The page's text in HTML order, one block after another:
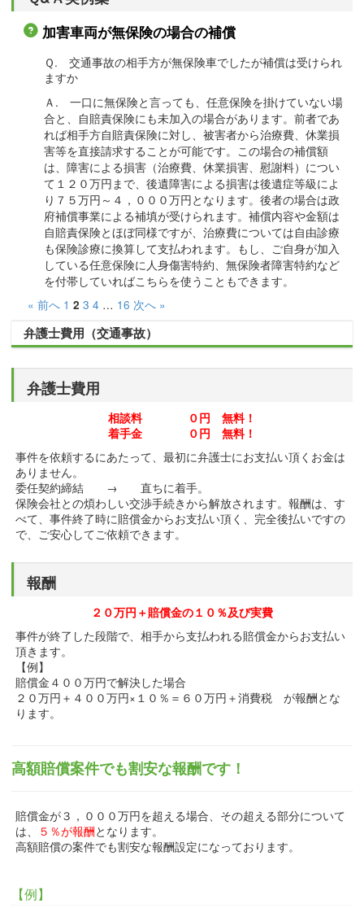
加害車両が無保険の場合の補償
Ｑ. 交通事故の相手方が無保険車でしたが補償は受けられ
ますか
Ａ. 一口に無保険と言っても、任意保険を掛けていない場
合と、自賠責保険にも未加入の場合があります。前者であ
れば相手方自賠責保険に対し、被害者から治療費、休業損
害等を直接請求することが可能です。この場合の補償額
は、障害による損害（治療費、休業損害、慰謝料）につい
て１２０万円まで、後遺障害による損害は後遺症等級によ
り７５万円～４，０００万円となります。後者の場合は政
府補償事業による補填が受けられます。補償内容や金額は
自賠責保険とほぼ同様ですが、治療費については自由診療
も保険診療に換算して支払われます。もし、ご自身が加入
している任意保険に人身傷害特約、無保険者障害特約など
を付帯していればこちらを使うこともできます。
« 前へ 1 2 3 4 … 16 次へ »
弁護士費用（交通事故）
弁護士費用
相談料 ０円 無料！
着手金 ０円 無料！
事件を依頼するにあたって、最初に弁護士にお支払い頂くお金は
ありません。
委任契約締結 → 直ちに着手。
保険会社との煩わしい交渉手続きから解放されます。報酬は、す
べて、事件終了時に賠償金からお支払い頂く、完全後払いですの
で、ご安心してご依頼できます。
報酬
２０万円＋賠償金の１０％及び実費
事件が終了した段階で、相手から支払われる賠償金からお支払い
頂きます。
【例】
賠償金４００万円で解決した場合
２０万円＋４００万円×１０％＝６０万円＋消費税 が報酬とな
ります。
高額賠償案件でも割安な報酬です！
賠償金が３，０００万円を超える場合、その超える部分について
は、
５％が報酬となります。
高額賠償の案件でも割安な報酬設定になっております。
【例】